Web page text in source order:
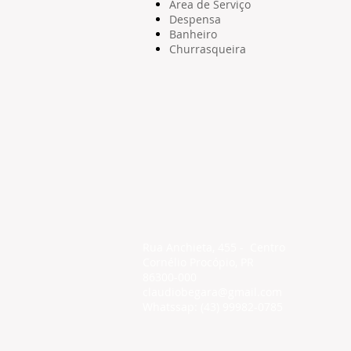
Área de Serviço
Despensa
Banheiro
Churrasqueira